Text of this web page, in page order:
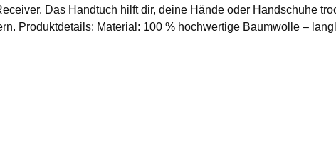
Das Handtuch hilft dir, deine Hände oder Handschuhe
weich und sehr saugfähig Farbe: Pink